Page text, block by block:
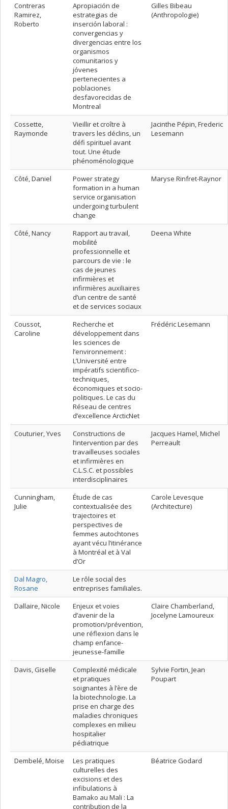
Contreras
Ramirez,
Roberto
Apropiación de
estrategias de
inserción laboral :
convergencias y
divergencias entre los
organismos
comunitarios y
jóvenes
pertenecientes a
poblaciones
desfavorecidas de
Montreal
Gilles Bibeau
(Anthropologie)
Cossette,
Raymonde
Vieillir et croître à
travers les déclins, un
défi spirituel avant
tout. Une étude
phénoménologique
Jacinthe Pépin, Frederic
Lesemann
Côté, Daniel
Power strategy
formation in a human
service organisation
undergoing turbulent
change
Maryse Rinfret-Raynor
Côté, Nancy
Rapport au travail,
mobilité
professionnelle et
parcours de vie : le
cas de jeunes
infirmières et
infirmières auxiliaires
d’un centre de santé
et de services sociaux
Deena White
Coussot,
Caroline
Recherche et
développement dans
les sciences de
l’environnement :
L’Université entre
impératifs scientifico-
techniques,
économiques et socio-
politiques. Le cas du
Réseau de centres
d’excellence ArcticNet
Frédéric Lesemann
Couturier, Yves
Constructions de
l’intervention par des
travailleuses sociales
et infirmières en
C.L.S.C. et possibles
interdisciplinaires
Jacques Hamel, Michel
Perreault
Cunningham,
Julie
Étude de cas
contextualisée des
trajectoires et
perspectives de
femmes autochtones
ayant vécu l’itinérance
à Montréal et à Val
d’Or
Carole Levesque
(Architecture)
Dal Magro,
Rosane
Le rôle social des
entreprises familiales.
Dallaire, Nicole
Enjeux et voies
d’avenir de la
promotion/prévention,
une réflexion dans le
champ enfance-
jeunesse-famille
Claire Chamberland,
Jocelyne Lamoureux
Davis, Giselle
Complexité médicale
et pratiques
soignantes à l’ère de
la biotechnologie. La
prise en charge des
maladies chroniques
complexes en milieu
hospitalier
pédiatrique
Sylvie Fortin, Jean
Poupart
Dembelé, Moise
Les pratiques
culturelles des
excisions et des
infibulations à
Bamako au Mali : La
contribution de la
Béatrice Godard